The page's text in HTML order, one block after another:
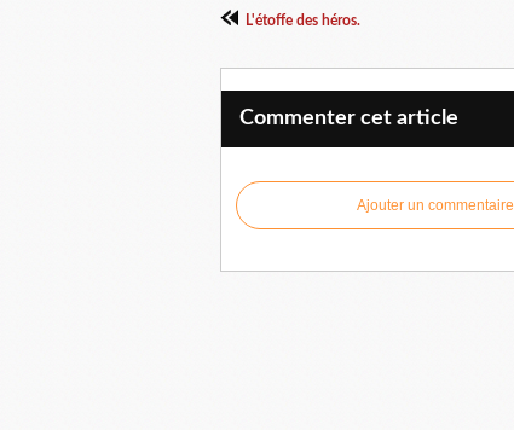
L'étoffe des héros.
Commenter cet article
Ajouter un commentaire